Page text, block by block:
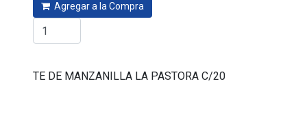
Agregar a la Compra
TE DE MANZANILLA LA PASTORA C/20